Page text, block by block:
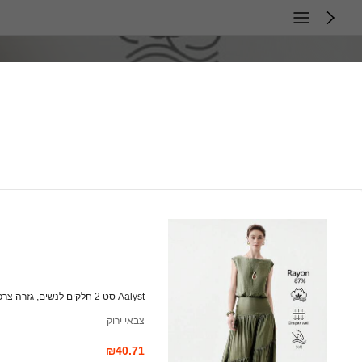
Aalyst סט 2 חלקים לנשים, גזרה צרפתית אלגנטית, חופשה רומנטית, ארוחת ערב וינטג', עם פסים פשתן, צווארון V וצמיד מותן, בשילוב עם חצאית מקסי בגזרת A עם קפלים במותן
צבאי ירוק
₪40.71